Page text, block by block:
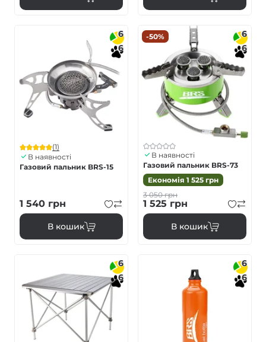
6
6
(1)
В наявності
Газовий пальник BRS-15
1 540 грн
В кошик
-50%
6
6
В наявності
Газовий пальник BRS-73
Економія 1 525 грн
3 050грн
1 525 грн
В кошик
6
6
6
6